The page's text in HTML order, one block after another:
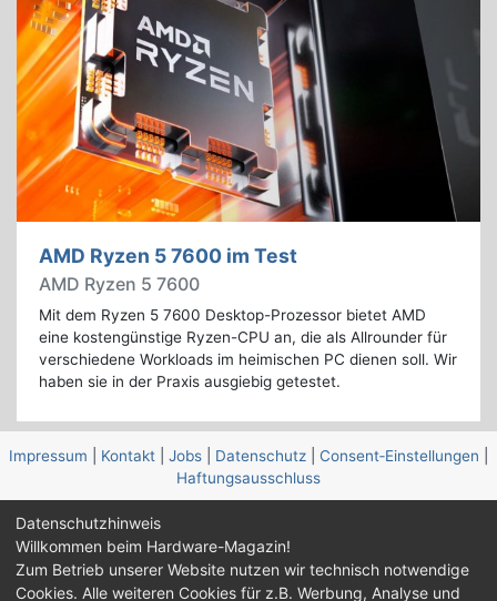
AMD Ryzen 5 7600 im Test
AMD Ryzen 5 7600
Mit dem Ryzen 5 7600 Desktop-Prozessor bietet AMD
eine kostengünstige Ryzen-CPU an, die als Allrounder für
verschiedene Workloads im heimischen PC dienen soll. Wir
haben sie in der Praxis ausgiebig getestet.
Impressum Kontakt Jobs Datenschutz Consent‑Einstellungen
Haftungsausschluss
Feed Facebook
Twitch
Discord
Datenschutzhinweis
Willkommen beim Hardware-Magazin!
Zum Betrieb unserer Website nutzen wir technisch notwendige
Cookies. Alle weiteren Cookies für z.B. Werbung, Analyse und